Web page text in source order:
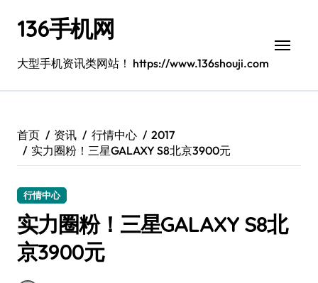
136手机网
大型手机资讯类网站！ https://www.136shouji.com
首页 资讯 行情中心
2017
实力圈粉！三星GALAXY S8北京3900元
行情中心
实力圈粉！三星GALAXY S8北
京3900元